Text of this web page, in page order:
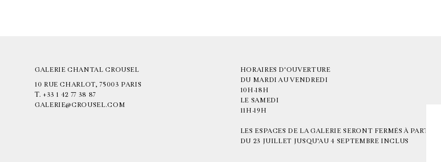
GALERIE CHANTAL CROUSEL
10 RUE CHARLOT, 75003 PARIS
T. +33 1 42 77 38 87
GALERIE@CROUSEL.COM
HORAIRES D'OUVERTURE
DU MARDI AU VENDREDI
10H-18H
LE SAMEDI
11H-19H
LES ESPACES DE LA GALERIE SERONT FERMÉS À PARTIR
DU 23 JUILLET JUSQU'AU 4 SEPTEMBRE INCLUS